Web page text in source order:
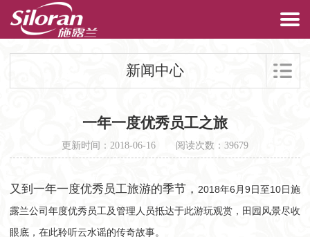
新闻中心
一年一度优秀员工之旅
更新时间：2018-06-16 阅读次数：39679
又到一年一度优秀员工旅游的季节， 2018年6 月 9 日至 10 日施
露兰公司年度优秀员工及管理人员抵达于此游玩观赏，田园风景尽收
眼底，在此聆听云水谣的传奇故事。